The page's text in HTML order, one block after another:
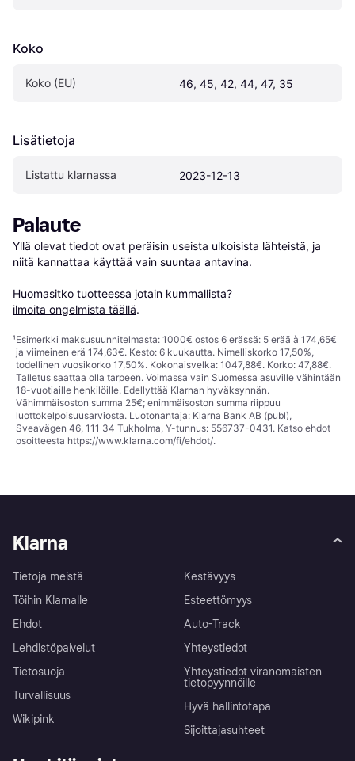
Koko
Koko (EU) 46, 45, 42, 44, 47, 35
Lisätietoja
Listattu klarnassa 2023-12-13
Palaute
Yllä olevat tiedot ovat peräisin useista ulkoisista lähteistä, ja
niitä kannattaa käyttää vain suuntaa antavina.
Huomasitko tuotteessa jotain kummallista?
ilmoita ongelmista täällä.
¹Esimerkki maksusuunnitelmasta: 1000€ ostos 6 erässä: 5 erää à 174,65€
ja viimeinen erä 174,63€. Kesto: 6 kuukautta. Nimelliskorko 17,50%,
todellinen vuosikorko 17,50%. Kokonaisvelka: 1047,88€. Korko: 47,88€.
Talletus saattaa olla tarpeen. Voimassa vain Suomessa asuville vähintään
18-vuotiaille henkilöille. Edellyttää Klarnan hyväksynnän.
Vähimmäisoston summa 25€; enimmäisoston summa riippuu
luottokelpoisuusarviosta. Luotonantaja: Klarna Bank AB (publ),
Sveavägen 46, 111 34 Tukholma, Y-tunnus: 556737-0431. Katso ehdot
osoitteesta https://www.klarna.com/fi/ehdot/.
Klarna
Tietoja meistä
Töihin Klarnalle
Ehdot
Lehdistöpalvelut
Tietosuoja
Turvallisuus
Wikipink
Kestävyys
Esteettömyys
Auto-Track
Yhteystiedot
Yhteystiedot viranomaisten
tietopyynnöille
Hyvä hallintotapa
Sijoittajasuhteet